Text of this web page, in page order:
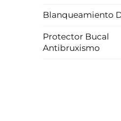
Blanqueamiento
Protector Bucal
Antibruxismo